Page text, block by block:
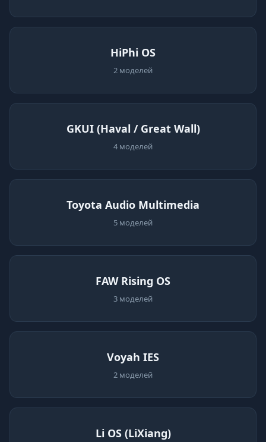
HiPhi OS
2 моделей
GKUI (Haval / Great Wall)
4 моделей
Toyota Audio Multimedia
5 моделей
FAW Rising OS
3 моделей
Voyah IES
2 моделей
Li OS (LiXiang)